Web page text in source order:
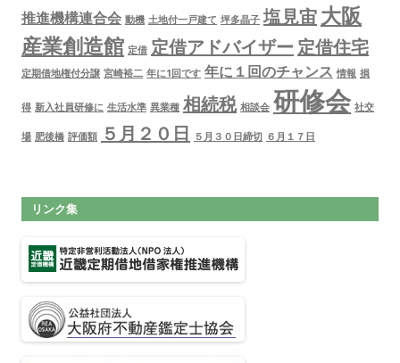
推進機構連合会 動機 土地付一戸建て 坪多晶子 塩見宙大阪
産業創造館 定借 定借アドバイザー 定借住宅
定期借地権付分譲 宮崎裕二 年に1回です 年に１回のチャンス 情報 損
得 新入社員研修に 生活水準 異業種 相続税 相談会 研修会 社交
場 肥後橋 評価額 ５月２０日 ５月３０日締切 ６月１７日
リンク集